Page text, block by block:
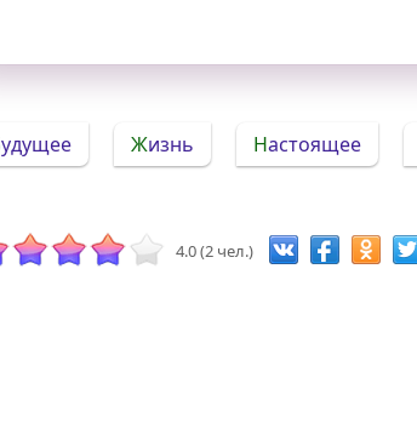
Будущее Жизнь Настоящее
4.0 (2 чел.)